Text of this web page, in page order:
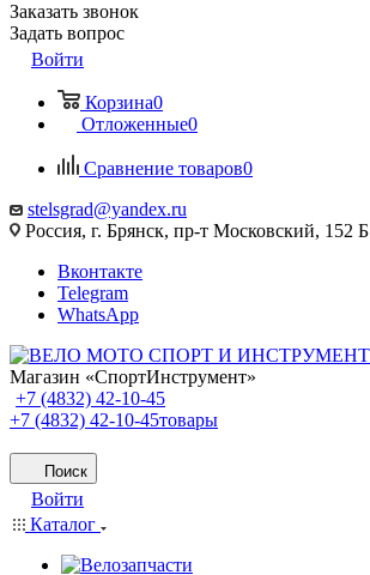
Заказать звонок
Задать вопрос
Войти
Корзина0
Отложенные0
Сравнение товаров0
stelsgrad@yandex.ru
Россия, г. Брянск, пр-т Московский, 152 Б
Вконтакте
Telegram
WhatsApp
Магазин «СпортИнструмент»
+7 (4832) 42-10-45
+7 (4832) 42-10-45товары
Поиск
Войти
Каталог